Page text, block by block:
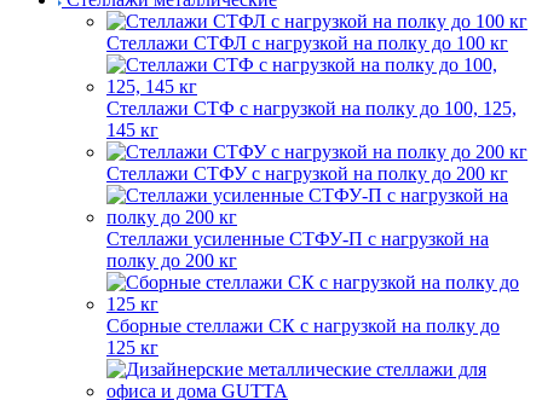
Стеллажи СТФЛ с нагрузкой на полку до 100 кг
Стеллажи СТФ с нагрузкой на полку до 100, 125,
145 кг
Стеллажи СТФУ с нагрузкой на полку до 200 кг
Стеллажи усиленные СТФУ-П с нагрузкой на
полку до 200 кг
Сборные стеллажи СК с нагрузкой на полку до
125 кг